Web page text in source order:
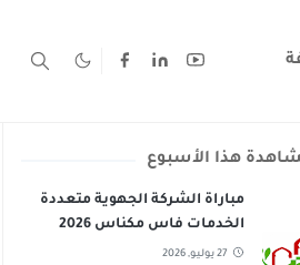
هذا الأسبوع
مباراة الشركة الجهوية متعددة
الخدمات فاس مكناس 2026
27 يوليو, 2026